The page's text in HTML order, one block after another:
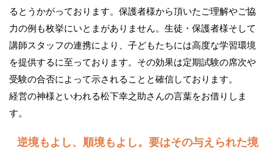
るとうかがっております。保護者様から頂いたご理解やご協
力の例も枚挙にいとまがありません。生徒・保護者様そして
講師スタッフの連携により、子どもたちには高度な学習環境
を提供するに至っております。その効果は定期試験の席次や
受験の合否によって示されることと確信しております。
経営の神様といわれる松下幸之助さんの言葉をお借りしま
す。
逆境もよし、順境もよし。要はその与えられた境